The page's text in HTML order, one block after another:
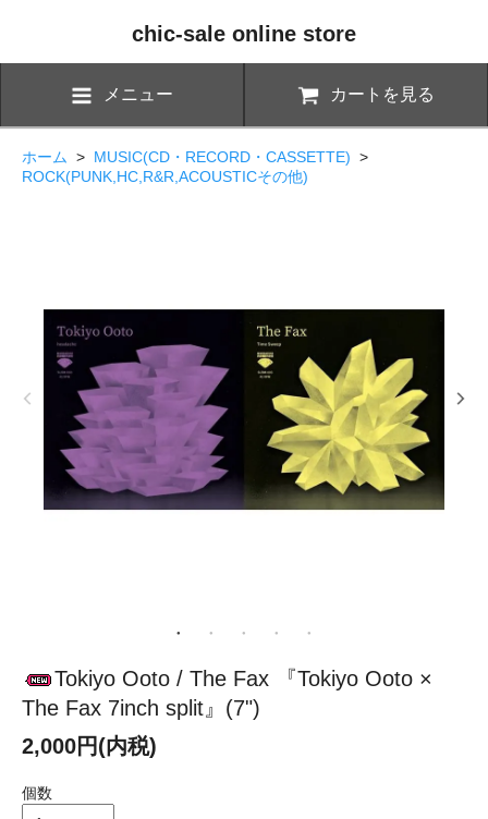
chic-sale online store
メニュー カートを見る
ホーム > MUSIC(CD・RECORD・CASSETTE) >
ROCK(PUNK,HC,R&R,ACOUSTICその他)
Tokiyo Ooto / The Fax 『Tokiyo Ooto ×
The Fax 7inch split』(7")
2,000円(内税)
個数